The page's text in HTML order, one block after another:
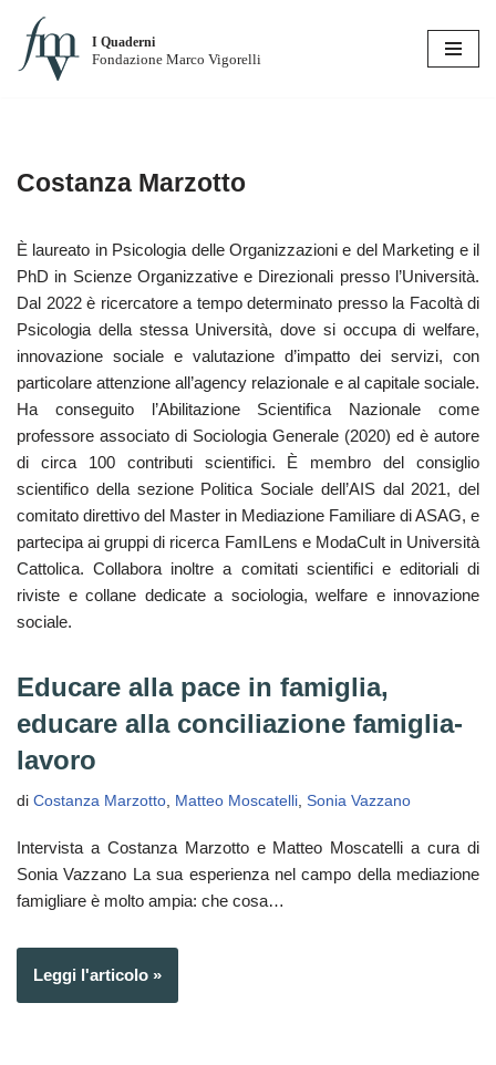
Vai
I Quaderni
Fondazione Marco Vigorelli
Costanza Marzotto
È laureato in Psicologia delle Organizzazioni e del Marketing e il
PhD in Scienze Organizzative e Direzionali presso l’Università.
Dal 2022 è ricercatore a tempo determinato presso la Facoltà di
Psicologia della stessa Università, dove si occupa di welfare,
innovazione sociale e valutazione d’impatto dei servizi, con
particolare attenzione all’agency relazionale e al capitale sociale.
Ha conseguito l’Abilitazione Scientifica Nazionale come
professore associato di Sociologia Generale (2020) ed è autore
di circa 100 contributi scientifici. È membro del consiglio
scientifico della sezione Politica Sociale dell’AIS dal 2021, del
comitato direttivo del Master in Mediazione Familiare di ASAG, e
partecipa ai gruppi di ricerca FamILens e ModaCult in Università
Cattolica. Collabora inoltre a comitati scientifici e editoriali di
riviste e collane dedicate a sociologia, welfare e innovazione
sociale.
Educare alla pace in famiglia,
educare alla conciliazione famiglia-
lavoro
di Costanza Marzotto, Matteo Moscatelli, Sonia Vazzano
Intervista a Costanza Marzotto e Matteo Moscatelli a cura di
Sonia Vazzano La sua esperienza nel campo della mediazione
famigliare è molto ampia: che cosa…
Leggi l'articolo »